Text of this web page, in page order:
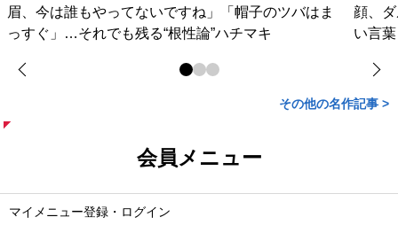
眉、今は誰もやってないですね」「帽子のツバはま
っすぐ」…それでも残る“根性論”ハチマキ
顔、
い言
その他の名作記事 >
会員メニュー
マイメニュー登録・ログイン